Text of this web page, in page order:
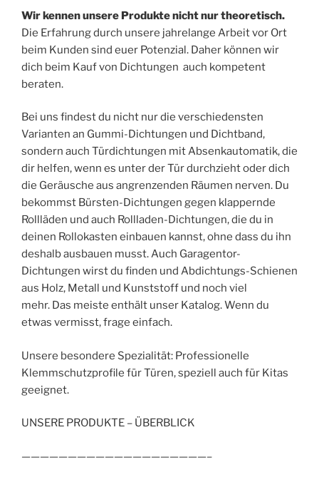
Wir kennen unsere Produkte nicht nur theoretisch.
Die Erfahrung durch unsere jahrelange Arbeit vor Ort
beim Kunden sind euer Potenzial. Daher können wir
dich beim Kauf von Dichtungen auch kompetent
beraten.
Bei uns findest du nicht nur die verschiedensten
Varianten an Gummi-Dichtungen und Dichtband,
sondern auch Türdichtungen mit Absenkautomatik, die
dir helfen, wenn es unter der Tür durchzieht oder dich
die Geräusche aus angrenzenden Räumen nerven. Du
bekommst Bürsten-Dichtungen gegen klappernde
Rollläden und auch Rollladen-Dichtungen, die du in
deinen Rollokasten einbauen kannst, ohne dass du ihn
deshalb ausbauen musst. Auch Garagentor-
Dichtungen wirst du finden und Abdichtungs-Schienen
aus Holz, Metall und Kunststoff und noch viel
mehr. Das meiste enthält unser Katalog. Wenn du
etwas vermisst, frage einfach.
Unsere besondere Spezialität: Professionelle
Klemmschutzprofile für Türen, speziell auch für Kitas
geeignet.
UNSERE PRODUKTE – ÜBERBLICK
————————————————————–